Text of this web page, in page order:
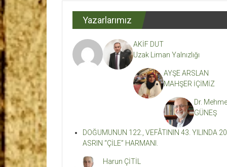
Dergisi
Kahramanmaraş'ın
Etkili
Edebiyat
Yazarlarımız
AKİF DUT
Uzak Liman Yalnızlığı
AYŞE ARSLAN
MAHŞER İÇİMİZ
Dr.
GÜNEŞ
DOĞUMUNUN 122., VEFÂTININ 43. YILINDA
ASRIN “ÇİLE” HARMANI.
Harun ÇİTİL